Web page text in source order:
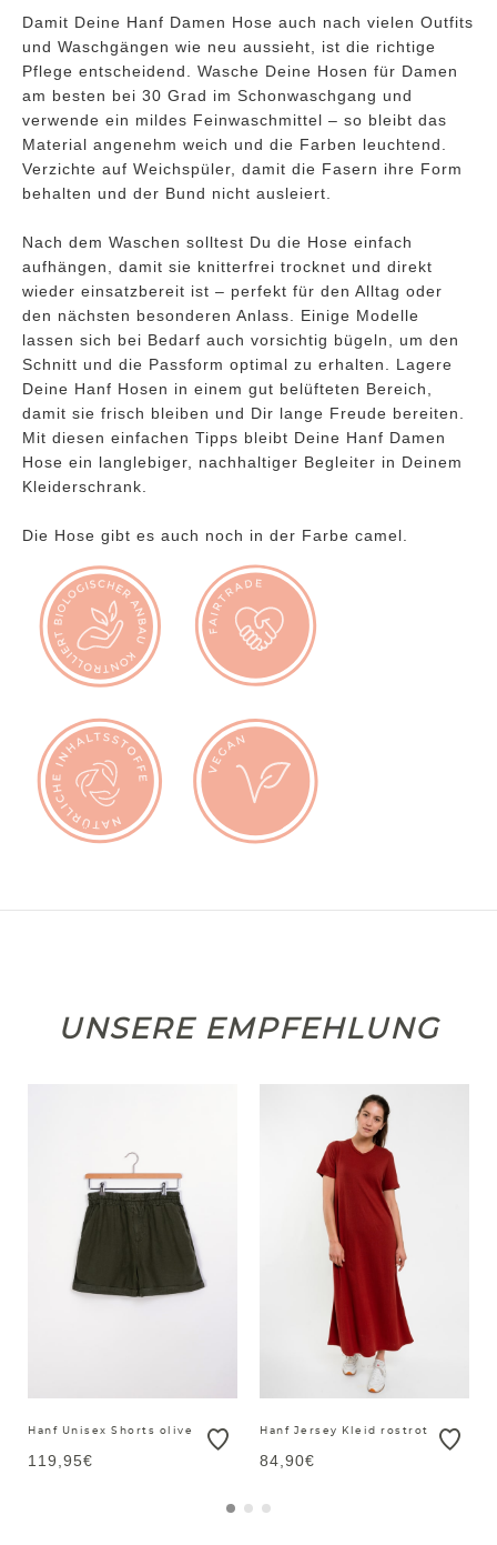
Damit Deine Hanf Damen Hose auch nach vielen Outfits
und Waschgängen wie neu aussieht, ist die richtige
Pflege entscheidend. Wasche Deine Hosen für Damen
am besten bei 30 Grad im Schonwaschgang und
verwende ein mildes Feinwaschmittel – so bleibt das
Material angenehm weich und die Farben leuchtend.
Verzichte auf Weichspüler, damit die Fasern ihre Form
behalten und der Bund nicht ausleiert.
Nach dem Waschen solltest Du die Hose einfach
aufhängen, damit sie knitterfrei trocknet und direkt
wieder einsatzbereit ist – perfekt für den Alltag oder
den nächsten besonderen Anlass. Einige Modelle
lassen sich bei Bedarf auch vorsichtig bügeln, um den
Schnitt und die Passform optimal zu erhalten. Lagere
Deine Hanf Hosen in einem gut belüfteten Bereich,
damit sie frisch bleiben und Dir lange Freude bereiten.
Mit diesen einfachen Tipps bleibt Deine Hanf Damen
Hose ein langlebiger, nachhaltiger Begleiter in Deinem
Kleiderschrank.
Die Hose gibt es auch noch in der Farbe camel.
UNSERE EMPFEHLUNG
Hanf Unisex Shorts olive
119,95€
Hanf Jersey Kleid rostrot
84,90€